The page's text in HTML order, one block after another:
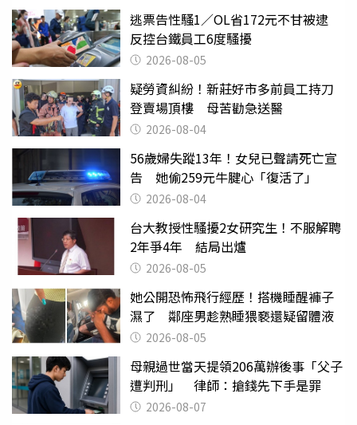
逃票告性騷1／OL省172元不甘被逮
反控台鐵員工6度騷擾
2026-08-05
疑勞資糾紛！新莊好市多前員工持刀
登賣場頂樓 母苦勸急送醫
2026-08-04
56歲婦失蹤13年！女兒已聲請死亡宣
告 她偷259元牛腱心「復活了」
2026-08-04
台大教授性騷擾2女研究生！不服解聘
2年爭4年 結局出爐
2026-08-05
她公開恐怖飛行經歷！搭機睡醒褲子
濕了 鄰座男趁熟睡猥褻還疑留體液
2026-08-05
母親過世當天提領206萬辦後事「父子
遭判刑」 律師：搶錢先下手是罪
2026-08-07